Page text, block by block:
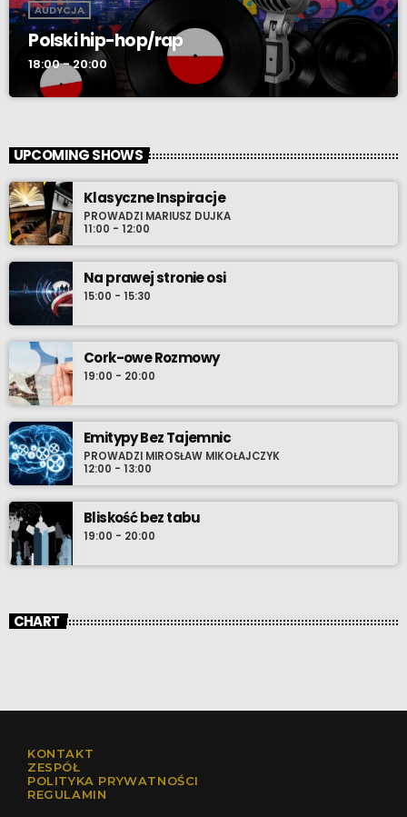
AUDYCJA
Polski hip-hop/rap
18:00 - 20:00
UPCOMING SHOWS
Klasyczne Inspiracje
PROWADZI MARIUSZ DUJKA
11:00 - 12:00
Na prawej stronie osi
15:00 - 15:30
Cork-owe Rozmowy
19:00 - 20:00
Emitypy Bez Tajemnic
PROWADZI MIROSŁAW MIKOŁAJCZYK
12:00 - 13:00
Bliskość bez tabu
19:00 - 20:00
CHART
KONTAKT
ZESPÓŁ
POLITYKA PRYWATNOŚCI
REGULAMIN